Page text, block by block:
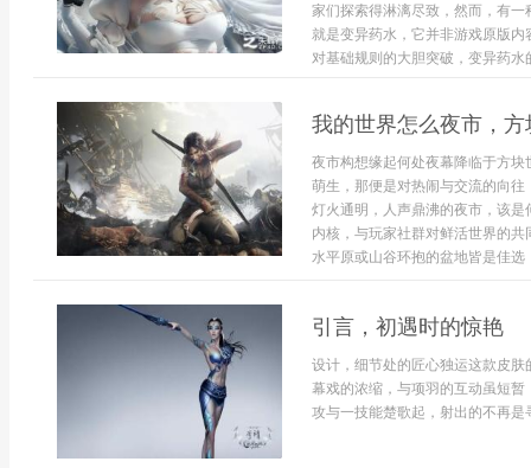
家们探索得淋漓尽致，然而，有
就是变异药水，它并非游戏原版
对基础规则的大胆突破，变异药
我的世界怎么夜市，
夜市构想缘起何处夜幕降临于方
萌生，那便是对热闹与交流的向
灯火通明，人声鼎沸的夜市，该
内核，与玩家社群对鲜活世界的
水平原或山谷环抱的盆地皆是佳选
引言，初遇时的惊艳
设计，细节处的匠心独运这款皮
幕戏的浓缩，与项羽的互动虽短
攻与一技能楚歌起，射出的不再